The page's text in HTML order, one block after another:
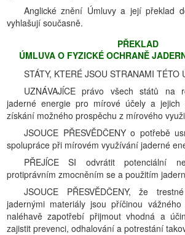
Anglické znění Úmluvy a její překlad
vyhlašují současně.
PŘEKLAD
ÚMLUVA O FYZICKÉ OCHRANĚ
STÁTY, KTERÉ JSOU STRANAMI TÉTO
UZNÁVAJĺCE právo všech států na
jaderné energie pro mírové účely a jejich
získání možného prospěchu z mírového
JSOUCE PŘESVĚDČENY o potřebě
spolupráce při mírovém využívání jaderné
PŘEJĺCE SI odvrátit potenciální
protiprávním zmocněním se a použitím
JSOUCE PŘESVĚDČENY, že
jadernými materiály jsou příčinou
naléhavě zapotřebí přijmout vhodná a
zajistit prevenci, odhalování a potrestání